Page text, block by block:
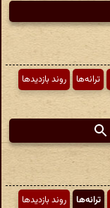
ترانه‌ها
روند بازدیدها
ترانه‌ها
روند بازدیدها